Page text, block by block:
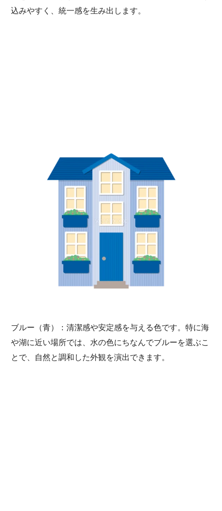
込みやすく、統一感を生み出します。
ブルー（青）：清潔感や安定感を与える色です。特に海
や湖に近い場所では、水の色にちなんでブルーを選ぶこ
とで、自然と調和した外観を演出できます。